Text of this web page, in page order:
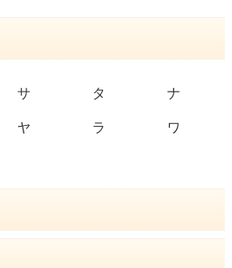
サ タ ナ
ヤ ラ ワ